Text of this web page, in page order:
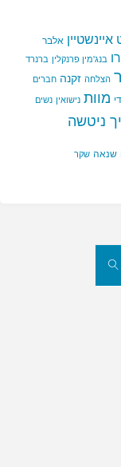
אלבר
בנג'מין פרנקלין ברנרד
הצלחה זקנה חברים
מוות נישואין נשים
ניטשה
שנאה שקר
חפשו